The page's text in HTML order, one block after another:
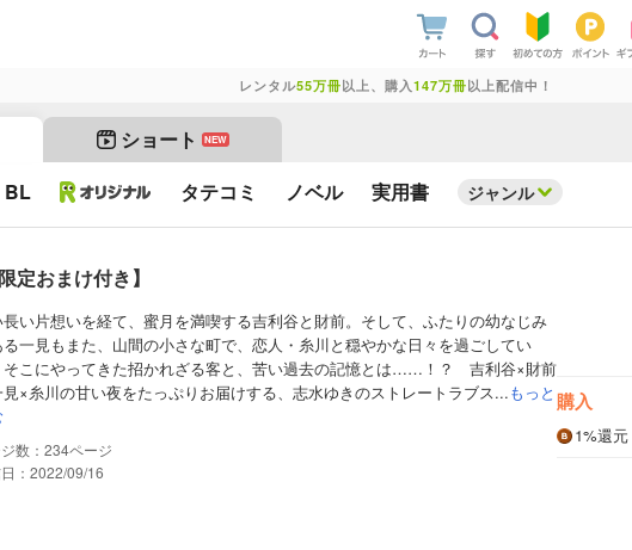
レンタル55万冊以上、購入 147万冊以上配信中！
ショート NEW
BL タテコミ ノベル 実用書 ジャンル
定おまけ付き】
い片想いを経て、蜜月を満喫する吉利谷と財前。そして、ふたりの幼なじみ
一見もまた、山間の小さな町で、恋人・糸川と穏やかな日々を過ごしてい
そこにやってきた招かれざる客と、苦い過去の記憶とは……！？ 吉利谷×財前
見×糸川の甘い夜をたっぷりお届けする、志水ゆきのストレートラブス...もっと
234
：2022/09/16
購入
1%還元